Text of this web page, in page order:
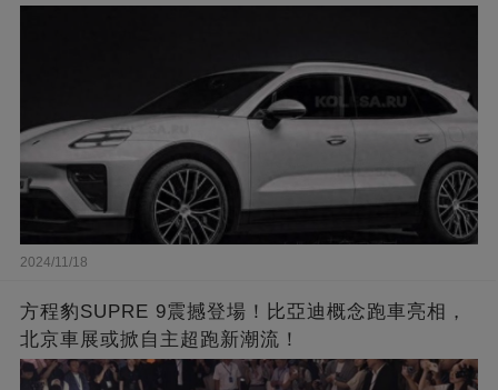
2024/11/18
方程豹SUPRE 9震撼登場！比亞迪概念跑車亮相，
北京車展或掀自主超跑新潮流！